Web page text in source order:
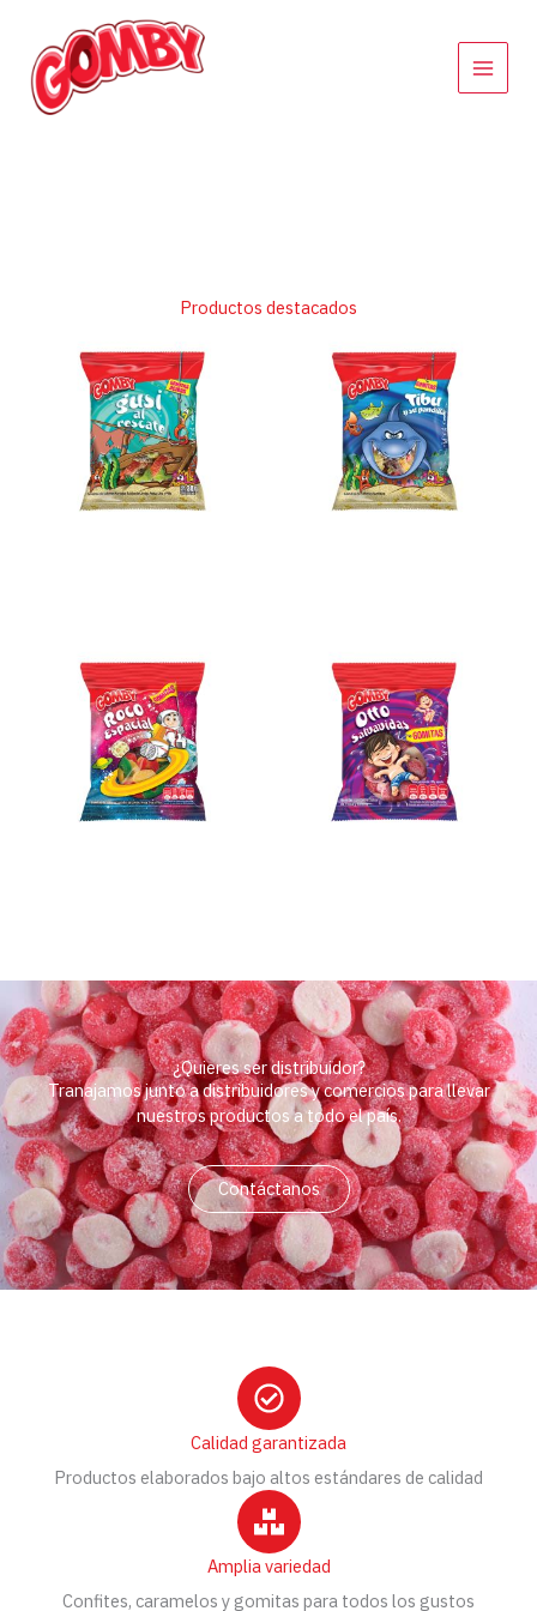
contenido
Productos destacados
¿Quieres ser distribuidor?
Tranajamos junto a distribuidores y comercios para llevar
nuestros productos a todo el país.
Contáctanos
Calidad garantizada
Productos elaborados bajo altos estándares de calidad
Amplia variedad
Confites, caramelos y gomitas para todos los gustos